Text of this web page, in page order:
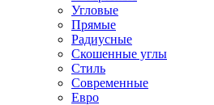
Угловые
Прямые
Радиусные
Скошенные углы
Стиль
Современные
Евро